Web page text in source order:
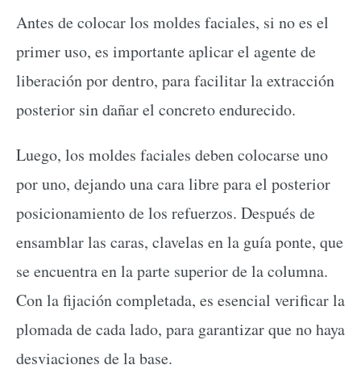
Antes de colocar los moldes faciales, si no es el
primer uso, es importante aplicar el agente de
liberación por dentro, para facilitar la extracción
posterior sin dañar el concreto endurecido.
Luego, los moldes faciales deben colocarse uno
por uno, dejando una cara libre para el posterior
posicionamiento de los refuerzos. Después de
ensamblar las caras, clavelas en la guía ponte, que
se encuentra en la parte superior de la columna.
Con la fijación completada, es esencial verificar la
plomada de cada lado, para garantizar que no haya
desviaciones de la base.